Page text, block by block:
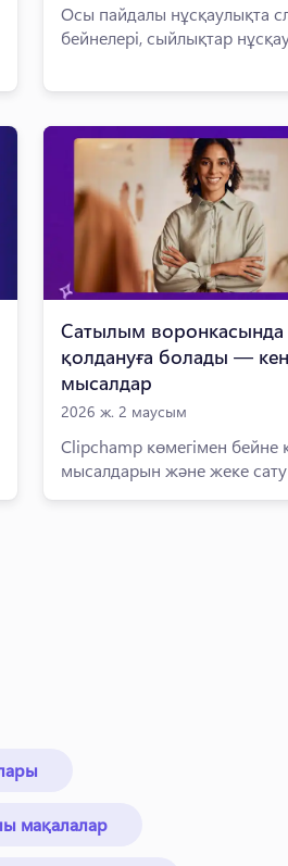
Осы пайдалы нұсқаулықта
бейнелері, сыйлықтар
Сатылым
қолдануға болады —
мысалдар
2026 ж. 2 маусым
Clipchamp көмегімен бейне
мысалдарын және жеке сату
мақалалар